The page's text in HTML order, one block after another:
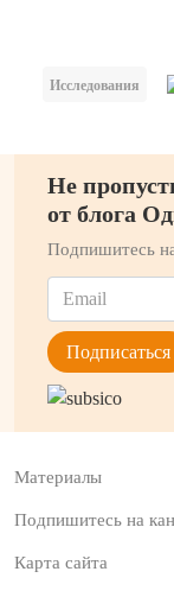
Исследования
Не
от блога
Подпишитесь
Материалы
Подпишитесь на
Карта сайта